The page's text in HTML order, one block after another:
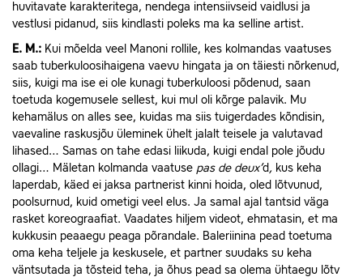
huvitavate karakteritega, nendega intensiivseid vaidlusi ja
vestlusi pidanud, siis kindlasti poleks ma ka selline artist.
E. M.: Kui mõelda veel Manoni rollile, kes kolmandas vaatuses
saab tuberkuloosihaigena vaevu hingata ja on täiesti nõrkenud,
siis, kuigi ma ise ei ole kunagi tuberkuloosi põdenud, saan
toetuda kogemusele sellest, kui mul oli kõrge palavik. Mu
kehamälus on alles see, kuidas ma siis tuigerdades kõndisin,
vaevaline raskusjõu üleminek ühelt jalalt teisele ja valutavad
lihased… Samas on tahe edasi liikuda, kuigi endal pole jõudu
ollagi… Mäletan kolmanda vaatuse pas de deux’d , kus keha
laperdab, käed ei jaksa partnerist kinni hoida, oled lõtvunud,
poolsurnud, kuid ometigi veel elus. Ja samal ajal tantsid väga
rasket koreograafiat. Vaadates hiljem videot, ehmatasin, et ma
kukkusin peaaegu peaga põrandale. Baleriinina pead toetuma
oma keha teljele ja keskusele, et partner suudaks su keha
väntsutada ja tõsteid teha, ja õhus pead sa olema ühtaegu lõtv